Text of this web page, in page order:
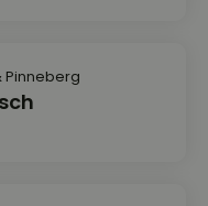
Pinneberg